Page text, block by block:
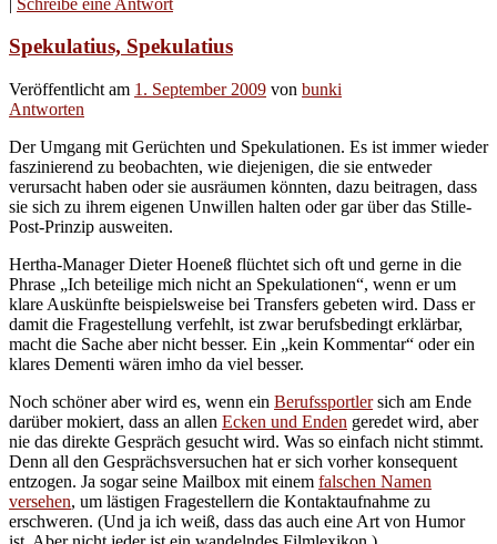
Spekulatius, Spekulatius
Veröffentlicht am 1. September 2009 von bunki
Antworten
Der Umgang mit Gerüchten und Spekulationen. Es ist immer wieder
faszinierend zu beobachten, wie diejenigen, die sie entweder
verursacht haben oder sie ausräumen könnten, dazu beitragen, dass
sie sich zu ihrem eigenen Unwillen halten oder gar über das Stille-
Post-Prinzip ausweiten.
Hertha-Manager Dieter Hoeneß flüchtet sich oft und gerne in die
Phrase „Ich beteilige mich nicht an Spekulationen“, wenn er um
klare Auskünfte beispielsweise bei Transfers gebeten wird. Dass er
damit die Fragestellung verfehlt, ist zwar berufsbedingt erklärbar,
macht die Sache aber nicht besser. Ein „kein Kommentar“ oder ein
klares Dementi wären imho da viel besser.
Noch schöner aber wird es, wenn ein Berufssportlersich am Ende
darüber mokiert, dass an allen Ecken und Enden geredet wird, aber
nie das direkte Gespräch gesucht wird. Was so einfach nicht stimmt.
Denn all den Gesprächsversuchen hat er sich vorher konsequent
entzogen. Ja sogar seine Mailbox mit einem falschen Namen
versehen, um lästigen Fragestellern die Kontaktaufnahme zu
erschweren. (Und ja ich weiß, dass das auch eine Art von Humor